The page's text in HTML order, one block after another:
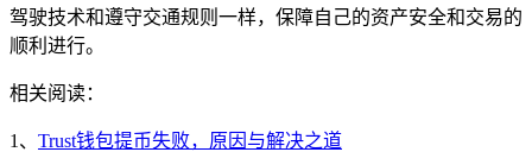
驾驶技术和遵守交通规则一样，保障自己的资产安全和交易的
顺利进行。
相关阅读：
1、 Trust钱包提币失败，原因与解决之道